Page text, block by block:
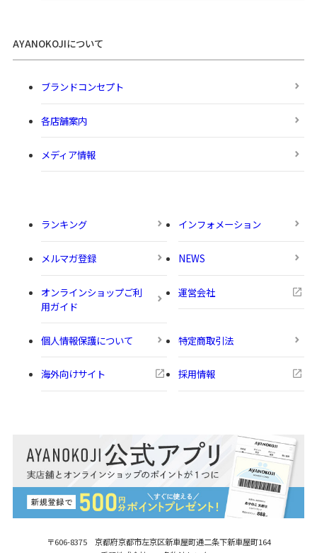
〒606-8375 京都府京都市左京区新車屋町通二条下新車屋町164
AYANOKOJIについて
ブランドコンセプト
各店舗案内
メディア情報
ランキング インフォメーション
メルマガ登録 NEWS
オンラインショップご利
用ガイド
運営会社
個人情報保護について 特定商取引法
海外向けサイト 採用情報